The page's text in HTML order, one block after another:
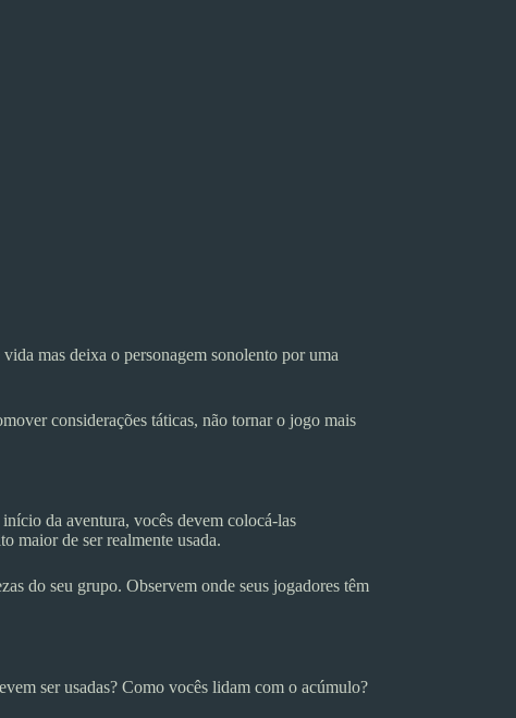
mas deixa o personagem sonolento por uma
considerações táticas, não tornar o jogo mais
da aventura, vocês devem colocá-las
maior de ser realmente usada.
do seu grupo. Observem onde seus jogadores têm
ser usadas? Como vocês lidam com o acúmulo?